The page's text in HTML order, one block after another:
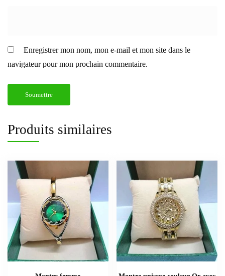
Enregistrer mon nom, mon e-mail et mon site dans le
navigateur pour mon prochain commentaire.
Produits similaires